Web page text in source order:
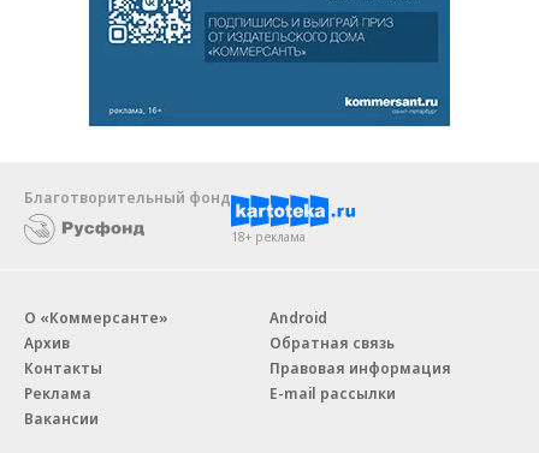
Благотворительный фонд
18+ реклама
О «Коммерсанте»
Архив
Контакты
Реклама
Вакансии
Android
Обратная связь
Правовая информация
E-mail рассылки